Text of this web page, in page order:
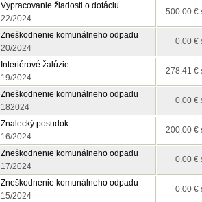
Vypracovanie žiadosti o dotáciu
22/2024
500.00 €
Zneškodnenie komunálneho odpadu
20/2024
0.00 €
Interiérové žalúzie
19/2024
278.41 €
Zneškodnenie komunálneho odpadu
182024
0.00 €
Znalecký posudok
16/2024
200.00 €
Zneškodnenie komunálneho odpadu
17/2024
0.00 €
Zneškodnenie komunálneho odpadu
15/2024
0.00 €